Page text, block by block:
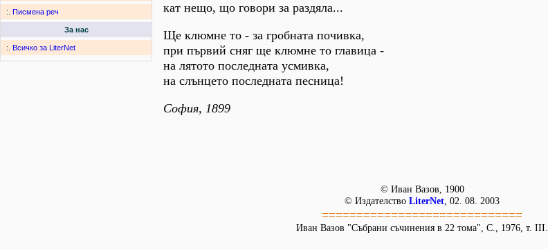
:. Писмена реч
За нас
:. Всичко за LiterNet
кат нещо, що говори за раздяла...
Ще клюмне то - за гробната почивка,
при първий сняг ще клюмне то главица -
на лятото последната усмивка,
на слънцето последната песница!
София, 1899
© Иван Вазов, 1900
© Издателство LiterNet, 02. 08. 2003
=============================
Иван Вазов "Събрани съчинения в 22 тома", С., 1976, т. III.